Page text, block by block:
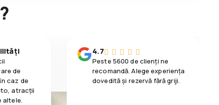
de
caz de
atracții
altele.
4.7
Peste 5600 de clienți ne
recomandă. Alege experiența
dovedită și rezervă fără griji.